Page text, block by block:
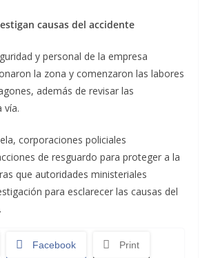
causas del accidente
y personal de la empresa
la zona y comenzaron las labores
además de revisar las
vía.
corporaciones policiales
de resguardo para proteger a la
que autoridades ministeriales
para esclarecer las causas del
Facebook Print